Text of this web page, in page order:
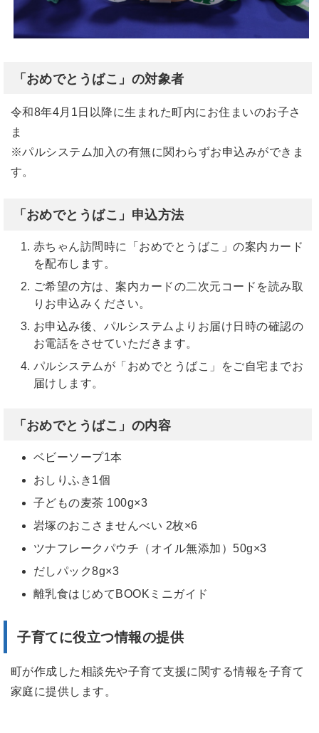
「おめでとうばこ」の対象者
令和8年4月1日以降に生まれた町内にお住まいのお子さ
ま
※パルシステム加入の有無に関わらずお申込みができま
す。
「おめでとうばこ」申込方法
赤ちゃん訪問時に「おめでとうばこ」の案内カード
を配布します。
ご希望の方は、案内カードの二次元コードを読み取
りお申込みください。
お申込み後、パルシステムよりお届け日時の確認の
お電話をさせていただきます。
パルシステムが「おめでとうばこ」をご自宅までお
届けします。
「おめでとうばこ」の内容
ベビーソープ1本
おしりふき1個
子どもの麦茶 100g×3
岩塚のおこさませんべい 2枚×6
ツナフレークパウチ（オイル無添加）50g×3
だしパック8g×3
離乳食はじめてBOOKミニガイド
子育てに役立つ情報の提供
町が作成した相談先や子育て支援に関する情報を子育て
家庭に提供します。